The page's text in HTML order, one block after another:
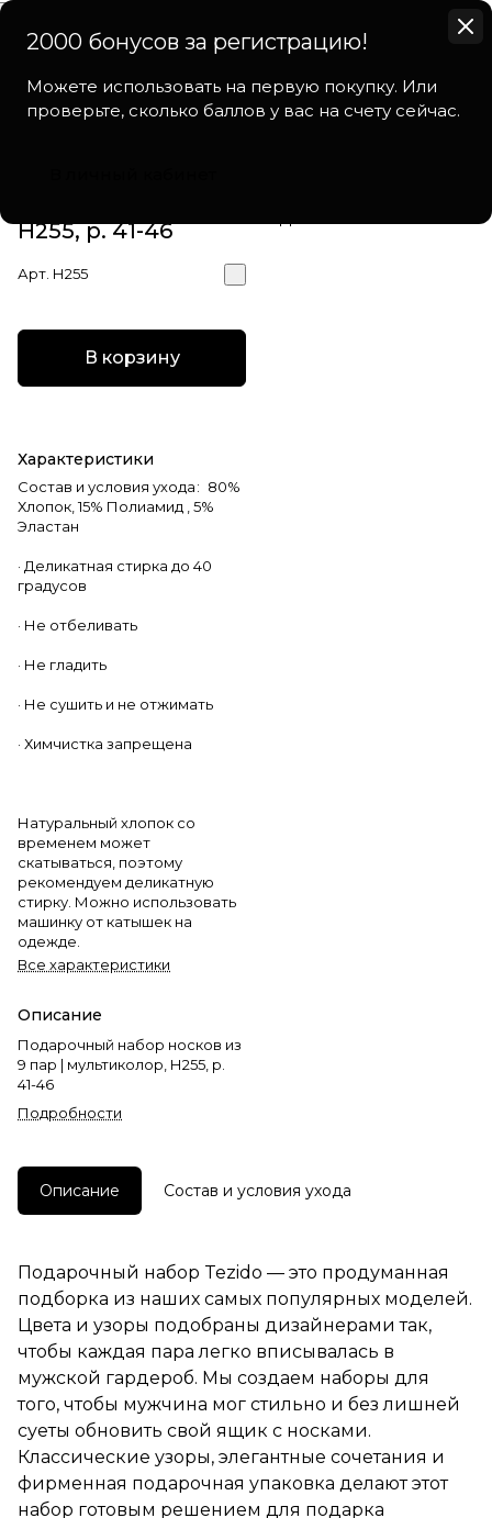
Главная Каталог Подарки Подарочные наборы
Н255, р. 41-46
Арт. Н255
В корзину
Характеристики
Состав и условия ухода: 80%
Хлопок, 15% Полиамид , 5%
Эластан
· Деликатная стирка до 40
градусов
· Не отбеливать
· Не гладить
· Не сушить и не отжимать
· Химчистка запрещена
Натуральный хлопок со
временем может
скатываться, поэтому
рекомендуем деликатную
стирку. Можно использовать
машинку от катышек на
одежде.
Все характеристики
Описание
Подарочный набор носков из
9 пар | мультиколор, Н255, р.
41-46
Подробности
Описание Состав и условия ухода
Подарочный набор Tezido — это продуманная
подборка из наших самых популярных моделей.
Цвета и узоры подобраны дизайнерами так,
чтобы каждая пара легко вписывалась в
мужской гардероб. Мы создаем наборы для
того, чтобы мужчина мог стильно и без лишней
суеты обновить свой ящик с носками.
Классические узоры, элегантные сочетания и
фирменная подарочная упаковка делают этот
набор готовым решением для подарка
2000 бонусов за регистрацию!
Можете использовать на первую покупку. Или
проверьте, сколько баллов у вас на счету сейчас.